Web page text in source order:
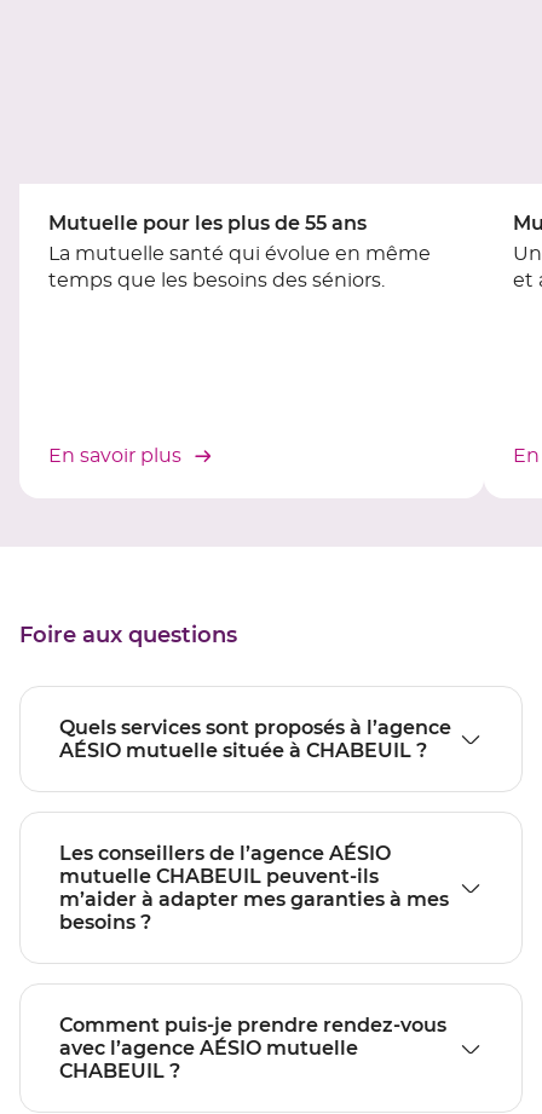
Mutuelle pour les plus de 55 ans
La mutuelle santé qui évolue en même
temps que les besoins des séniors.
En savoir plus
et
Foire aux questions
Quels services sont proposés à l’agence
AÉSIO mutuelle située à CHABEUIL ?
Les conseillers de l’agence AÉSIO
mutuelle CHABEUIL peuvent-ils
m’aider à adapter mes garanties à mes
besoins ?
Comment puis-je prendre rendez-vous
avec l’agence AÉSIO mutuelle
CHABEUIL ?